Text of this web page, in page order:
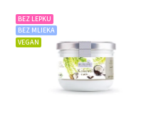
Najlacnejšie
Najdrahšie
Najpredávanejšie
BEZ LEPKU
BEZ MLIEKA
VEGAN